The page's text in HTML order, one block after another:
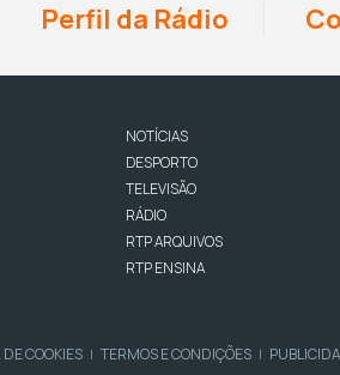
Perfil da Rádio
NOTÍCIAS
DESPORTO
TELEVISÃO
RÁDIO
RTP ARQUIVOS
RTP ENSINA
COOKIES | TERMOS E CONDIÇÕES |